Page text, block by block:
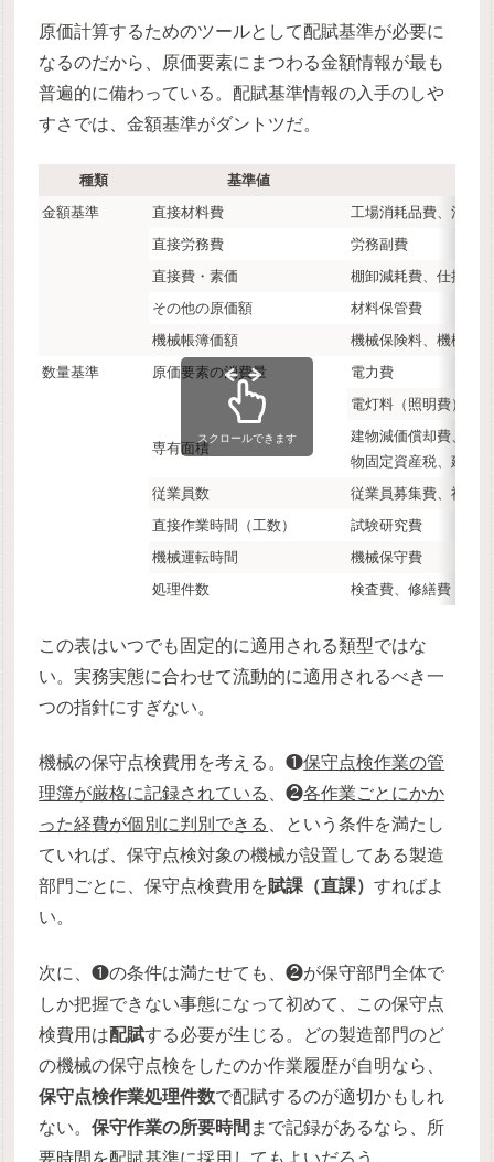
原価計算するためのツールとして配賦基準が必要に
なるのだから、原価要素にまつわる金額情報が最も
普遍的に備わっている。配賦基準情報の入手のしや
すさでは、金額基準がダントツだ。
種類 基準値
金額基準
直接材料費
工場消耗品費、消耗
直接労務費
労務副費
直接費・素価
棚卸減耗費、仕損費
その他の原価額
材料保管費
機械帳簿価額
機械保険料、機械保
数量基準
原価要素の消費量
電力費
電灯料（照明費）
専有面積
建物減価償却費、不
物固定資産税、建物
従業員数
従業員募集費、福利
直接作業時間（工数）
試験研究費
機械運転時間
機械保守費
処理件数
検査費、修繕費
スクロールできます
この表はいつでも固定的に適用される類型ではな
い。実務実態に合わせて流動的に適用されるべき一
つの指針にすぎない。
機械の保守点検費用を考える。❶保守点検作業の管
理簿が厳格に記録されている
、❷各作業ごとにかか
った経費が個別に判別できる
、という条件を満たし
ていれば、保守点検対象の機械が設置してある製造
部門ごとに、保守点検費用を賦課（直課）すればよ
い。
次に、❶の条件は満たせても、❷が保守部門全体で
しか把握できない事態になって初めて、この保守点
検費用は配賦する必要が生じる。どの製造部門のど
の機械の保守点検をしたのか作業履歴が自明なら、
保守点検作業処理件数で配賦するのが適切かもしれ
ない。保守作業の所要時間 まで記録があるなら、所
要時間を配賦基準に採用してもよいだろう。